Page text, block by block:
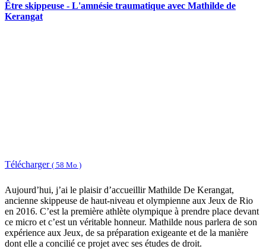
Être skippeuse - L'amnésie traumatique avec Mathilde de
Kerangat
Télécharger ( 58 Mo )
Aujourd’hui, j’ai le plaisir d’accueillir Mathilde De Kerangat,
ancienne skippeuse de haut-niveau et olympienne aux Jeux de Rio
en 2016. C’est la première athlète olympique à prendre place devant
ce micro et c’est un véritable honneur. Mathilde nous parlera de son
expérience aux Jeux, de sa préparation exigeante et de la manière
dont elle a concilié ce projet avec ses études de droit.